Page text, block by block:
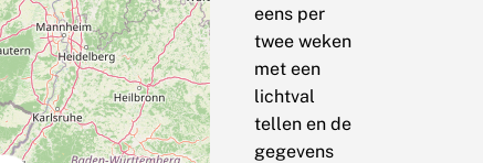
eens per
twee weken
met een
lichtval
tellen en de
gegevens